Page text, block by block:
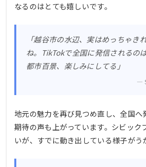
なるのはとても嬉しいです。
「越谷市の水辺、実はめっちゃき
ね。TikTokで全国に発信されるの
都市百景、楽しみにしてる」
地元の魅力を再び見つめ直し、全国へ
期待の声も上がっています。シビック
いが、すでに動き出している様子がう